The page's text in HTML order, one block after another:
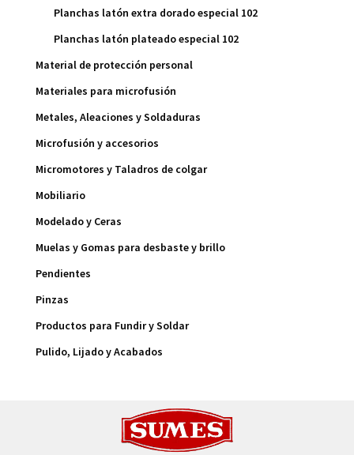
Planchas latón extra dorado especial 102
Planchas latón plateado especial 102
Material de protección personal
Materiales para microfusión
Metales, Aleaciones y Soldaduras
Microfusión y accesorios
Micromotores y Taladros de colgar
Mobiliario
Modelado y Ceras
Muelas y Gomas para desbaste y brillo
Pendientes
Pinzas
Productos para Fundir y Soldar
Pulido, Lijado y Acabados